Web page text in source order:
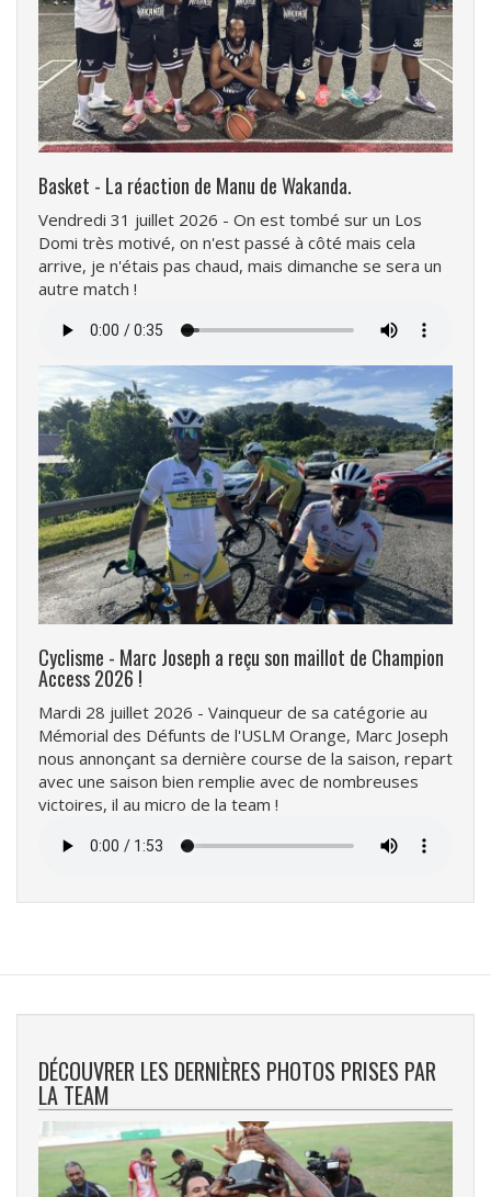
Basket - La réaction de Manu de Wakanda.
Vendredi 31 juillet 2026 - On est tombé sur un Los
Domi très motivé, on n'est passé à côté mais cela
arrive, je n'étais pas chaud, mais dimanche se sera un
autre match !
audio
Cyclisme - Marc Joseph a reçu son maillot de Champion
Access 2026 !
Mardi 28 juillet 2026 - Vainqueur de sa catégorie au
Mémorial des Défunts de l'USLM Orange, Marc Joseph
nous annonçant sa dernière course de la saison, repart
avec une saison bien remplie avec de nombreuses
victoires, il au micro de la team !
audio
DÉCOUVRER LES DERNIÈRES PHOTOS PRISES PAR
LA TEAM